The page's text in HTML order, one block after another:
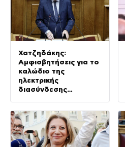
Χατζηδάκης:
Αμφισβητήσεις για το
καλώδιο της
ηλεκτρικής
διασύνδεσης